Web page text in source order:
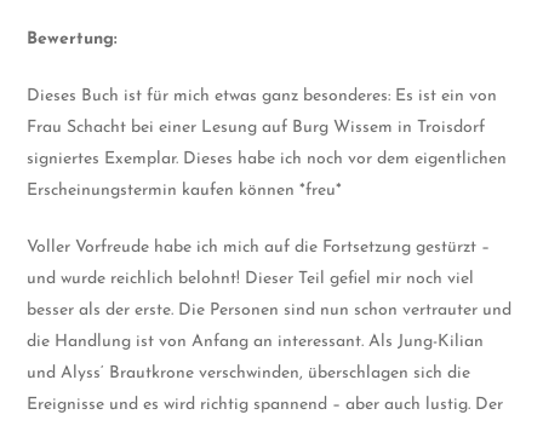
Bewertung:
Dieses Buch ist für mich etwas ganz besonderes: Es ist ein von
Frau Schacht bei einer Lesung auf Burg Wissem in Troisdorf
signiertes Exemplar. Dieses habe ich noch vor dem eigentlichen
Erscheinungstermin kaufen können *freu*
Voller Vorfreude habe ich mich auf die Fortsetzung gestürzt –
und wurde reichlich belohnt! Dieser Teil gefiel mir noch viel
besser als der erste. Die Personen sind nun schon vertrauter und
die Handlung ist von Anfang an interessant. Als Jung-Kilian
und Alyss‘ Brautkrone verschwinden, überschlagen sich die
Ereignisse und es wird richtig spannend – aber auch lustig. Der